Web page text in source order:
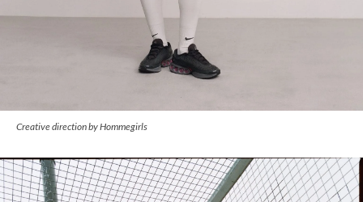
Creative direction by Hommegirls